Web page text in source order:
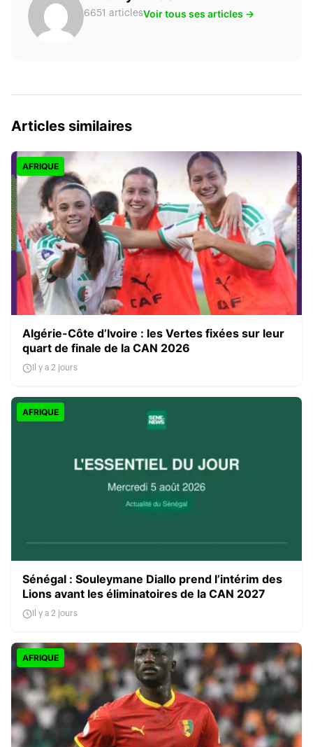
6651 articlesVoir tous ses articles →
Articles similaires
AFRIQUE
Algérie-Côte d’Ivoire : les Vertes fixées sur leur
quart de finale de la CAN 2026
Il y a 2 jours
AFRIQUE
Sénégal : Souleymane Diallo prend l’intérim des
Lions avant les éliminatoires de la CAN 2027
Il y a 2 jours
AFRIQUE